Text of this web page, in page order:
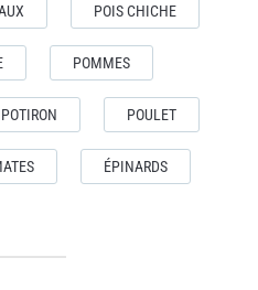
POIS CHICHE
POMMES
POTIRON POULET
ÉPINARDS